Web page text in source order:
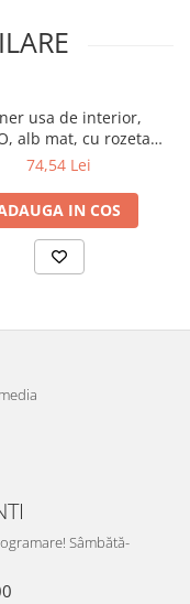
usa de interior,
alb mat, cu rozeta
cheie
74,54 Lei
IN COS
Sâmbătă-